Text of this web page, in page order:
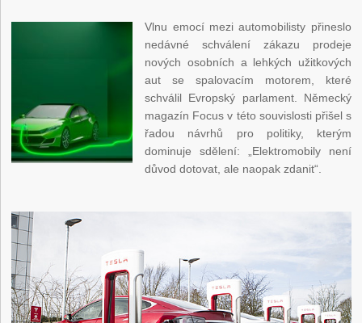
Vlnu emocí mezi automobilisty přineslo
nedávné schválení zákazu prodeje
nových osobních a lehkých užitkových
aut se spalovacím motorem, které
schválil Evropský parlament. Německý
magazín Focus v této souvislosti přišel s
řadou návrhů pro politiky, kterým
dominuje sdělení: „Elektromobily není
důvod dotovat, ale naopak zdanit“.